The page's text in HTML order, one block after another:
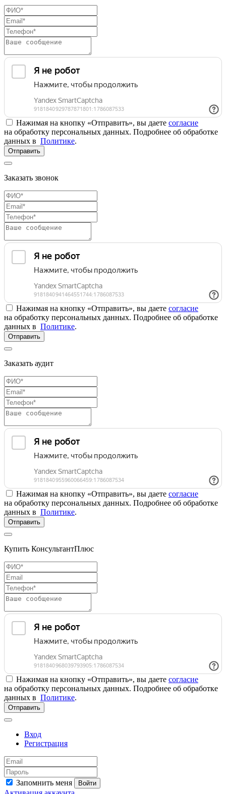
Нажимая на кнопку «Отправить», вы даете согласие
на обработку персональных данных. Подробнее об обработке
данных в Политике.
Отправить
Заказать звонок
Нажимая на кнопку «Отправить», вы даете согласие
на обработку персональных данных. Подробнее об обработке
данных в Политике.
Отправить
Заказать аудит
Нажимая на кнопку «Отправить», вы даете согласие
на обработку персональных данных. Подробнее об обработке
данных в Политике.
Отправить
Купить КонсультантПлюс
Нажимая на кнопку «Отправить», вы даете согласие
на обработку персональных данных. Подробнее об обработке
данных в Политике.
Отправить
Вход
Регистрация
Запомнить меня Войти